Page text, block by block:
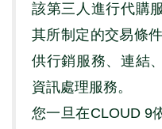
該第三人進行代購
其所制定的交易條
供行銷服務、連結
資訊處理服務。
您一旦在CLOUD 9